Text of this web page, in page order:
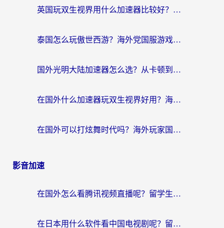
英国玩双生视界用什么加速器比较好？海外党亲测有效的国服游戏加速方案
泰国怎么玩傲世西游？海外党国服游戏加速终极攻略（附光明大陆量子特攻实测）
国外光明大陆加速器怎么选？从卡顿到丝滑的终极指南（含德国玩走开外星人墨西哥玩俄罗斯方块技巧）
在国外什么加速器玩双生视界好用？海外党亲测不踩坑的终极指南
在国外可以打炫舞时代吗？海外玩家国服游戏加速全攻略（附实测推荐）
影音加速
在国外怎么看腾讯视频直播呢？留学生亲测有效的回国加速指南
在日本用什么软件看中国电视剧呢？留学生亲测有效的回国加速方案